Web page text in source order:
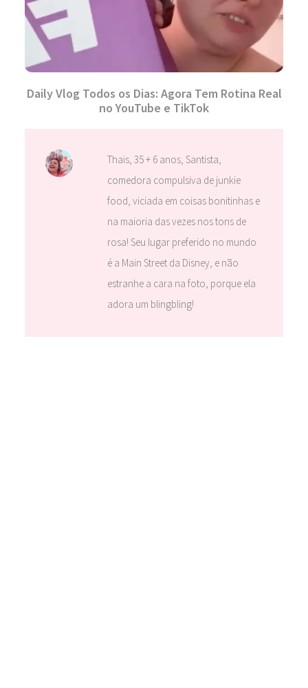
Daily Vlog Todos os Dias: Agora Tem Rotina Real
no YouTube e TikTok
Thais, 35 + 6 anos, Santista,
comedora compulsiva de junkie
food, viciada em coisas bonitinhas e
na maioria das vezes nos tons de
rosa! Seu lugar preferido no mundo
é a Main Street da Disney, e não
estranhe a cara na foto, porque ela
adora um blingbling!